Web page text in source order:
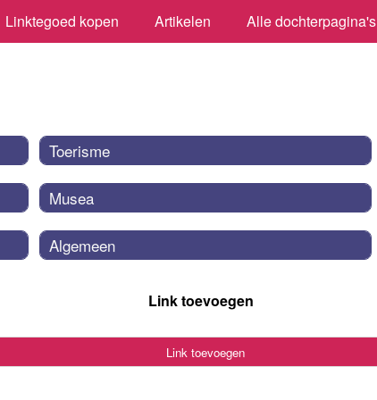
Linktegoed kopen Artikelen Alle dochterpagina's
Toerisme
Musea
Algemeen
Link toevoegen
Link toevoegen